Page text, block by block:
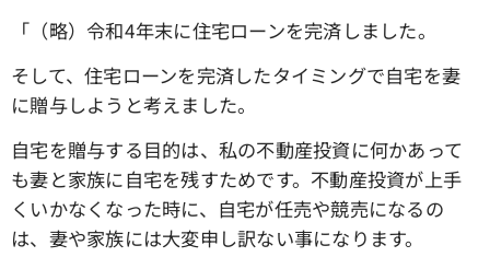
「（略）令和4年末に住宅ローンを完済しました。
そして、住宅ローンを完済したタイミングで自宅を妻
に贈与しようと考えました。
自宅を贈与する目的は、私の不動産投資に何かあって
も妻と家族に自宅を残すためです。不動産投資が上手
くいかなくなった時に、自宅が任売や競売になるの
は、妻や家族には大変申し訳ない事になります。